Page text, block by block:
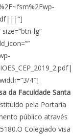
lg”
4″]
da Faculdade Santa
pela Portaria
público através
Colegiado visa